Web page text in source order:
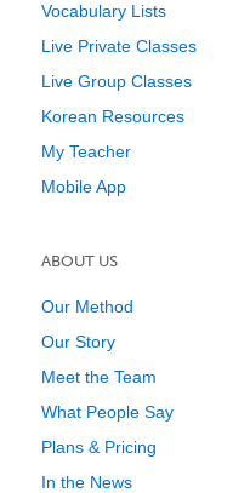
Vocabulary Lists
Live Private Classes
Live Group Classes
Korean Resources
My Teacher
Mobile App
ABOUT US
Our Method
Our Story
Meet the Team
What People Say
Plans & Pricing
In the News